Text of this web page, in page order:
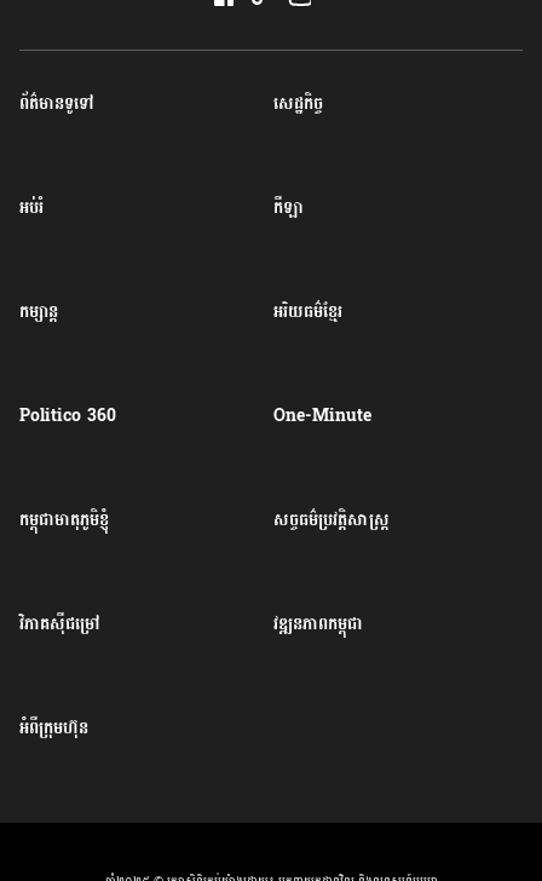
ព័ត៌មានទូទៅ សេដ្ឋកិច្ច
អប់រំ កីឡា
កម្សាន្ត អរិយធម៌ខ្មែរ
Politico 360 One-Minute
កម្ពុជាមាតុភូមិខ្ញុំ សច្ចធម៌ប្រវត្តិសាស្ត្រ
វិភាគសុីជម្រៅ វឌ្ឍនភាពកម្ពុជា
អំពីក្រុមហ៊ុន